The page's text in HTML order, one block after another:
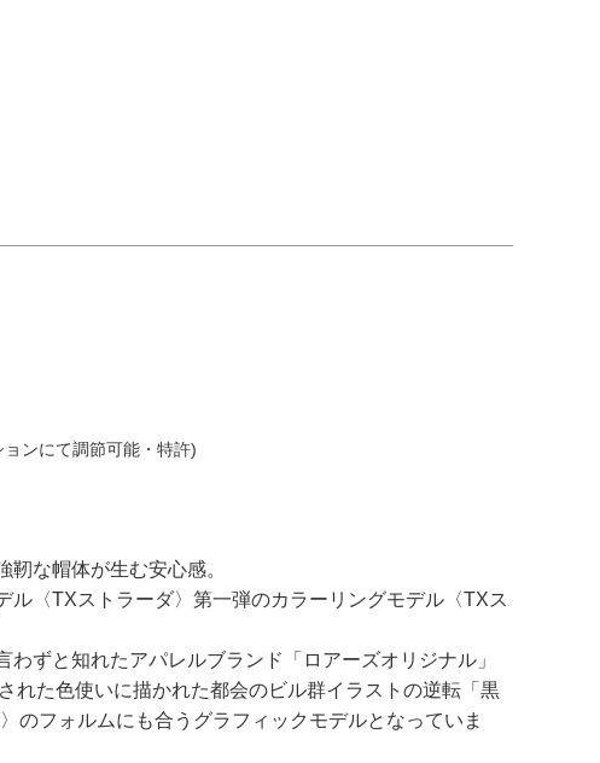
ンにて調節可能・特許)
靭な帽体が生む安心感。
〈TXストラーダ〉第一弾のカラーリングモデル〈TXス
ずと知れたアパレルブランド「ロアーズオリジナル」
れた色使いに描かれた都会のビル群イラストの逆転「黒
のフォルムにも合うグラフィックモデルとなっていま